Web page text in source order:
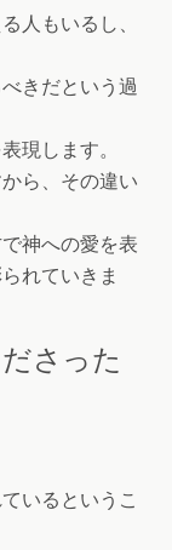
人もいるし、
きだという過
現します。
ら、その違い
神への愛を表
れていきま
さった
いるというこ